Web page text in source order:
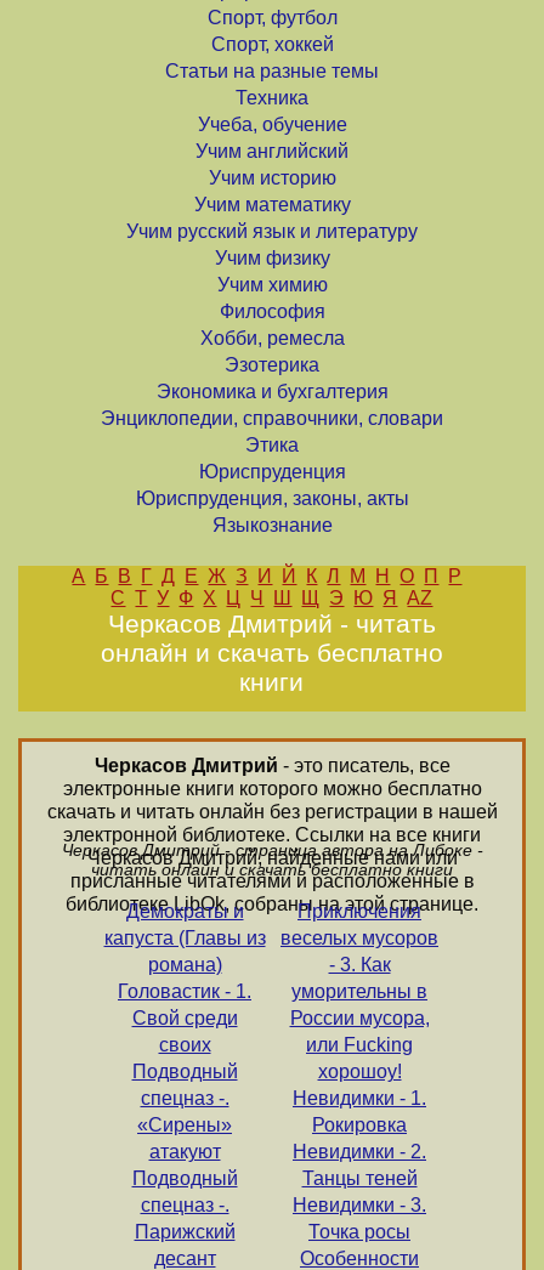
Спорт, футбол
Спорт, хоккей
Статьи на разные темы
Техника
Учеба, обучение
Учим английский
Учим историю
Учим математику
Учим русский язык и литературу
Учим физику
Учим химию
Философия
Хобби, ремесла
Эзотерика
Экономика и бухгалтерия
Энциклопедии, справочники, словари
Этика
Юриспруденция
Юриспруденция, законы, акты
Языкознание
А Б В Г Д Е Ж З И Й К Л М Н О П
Р
С Т У Ф Х Ц Ч Ш Щ Э Ю Я AZ
Черкасов Дмитрий - читать
онлайн и скачать бесплатно
книги
Черкасов Дмитрий - это писатель, все
электронные книги которого можно бесплатно
скачать и читать онлайн без регистрации в нашей
электронной библиотеке. Ссылки на все книги
Черкасов Дмитрий, найденные нами или
присланные читателями и расположенные в
библиотеке LibOk, собраны на этой странице.
Черкасов Дмитрий - страница автора на Либоке -
читать онлайн и скачать бесплатно книги
Демократы и
капуста (Главы из
романа)
Головастик - 1.
Свой среди
своих
Подводный
спецназ -.
«Сирены»
атакуют
Подводный
спецназ -.
Парижский
десант
Приключения
веселых мусоров
- 3. Как
уморительны в
России мусора,
или Fucking
хорошоу!
Невидимки - 1.
Рокировка
Невидимки - 2.
Танцы теней
Невидимки - 3.
Точка росы
Особенности